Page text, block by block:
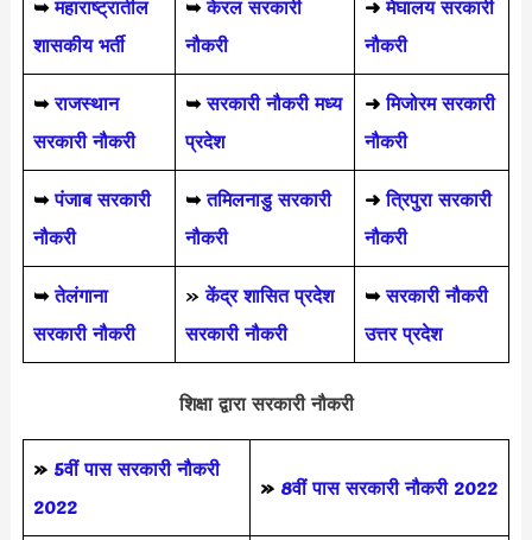
➥ महाराष्ट्रातील
शासकीय भर्ती
➥ केरल सरकारी
नौकरी
➜ मेघालय सरकारी
नौकरी
➥ राजस्थान
सरकारी नौकरी
➥सरकारी नौकरी मध्य
प्रदेश
➜मिजोरम सरकारी
नौकरी
➥ पंजाब सरकारी
नौकरी
➥ तमिलनाडु सरकारी
नौकरी
➜ त्रिपुरा सरकारी
नौकरी
➥तेलंगाना
सरकारी नौकरी
»केंद्र शासित प्रदेश
सरकारी नौकरी
➥ सरकारी नौकरी
उत्तर प्रदेश
शिक्षा द्वारा सरकारी नौकरी
» 5वीं पास सरकारी नौकरी
2022
» 8वीं पास सरकारी नौकरी 2022